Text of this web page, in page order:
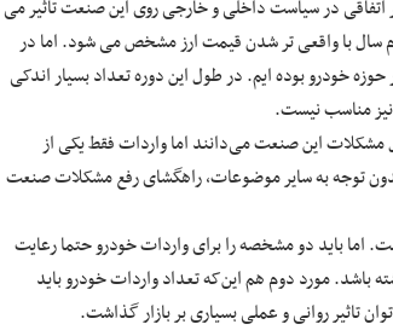
در سیاست داخلی و خارجی روی این صنعت تاثیر می
سال با واقعی تر شدن قیمت ارز مشخص می شود. اما در
خودرو بوده ایم. در طول این دوره تعداد بسیار اندکی
مناسب نیست.
مشکلات این صنعت می‌دانند اما واردات فقط یکی از
توجه به سایر موضوعات، راهگشای رفع مشکلات صنعت
اما باید دو مشخصه را برای واردات خودرو حتما رعایت
باشد. مورد دوم هم این‌که تعداد واردات خودرو باید